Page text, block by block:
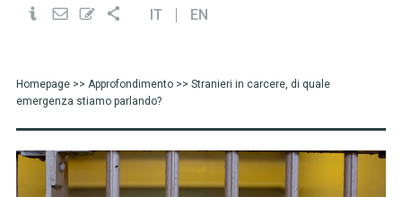
IT EN
Homepage>> Approfondimento>> Stranieri in carcere, di quale
emergenza stiamo parlando?